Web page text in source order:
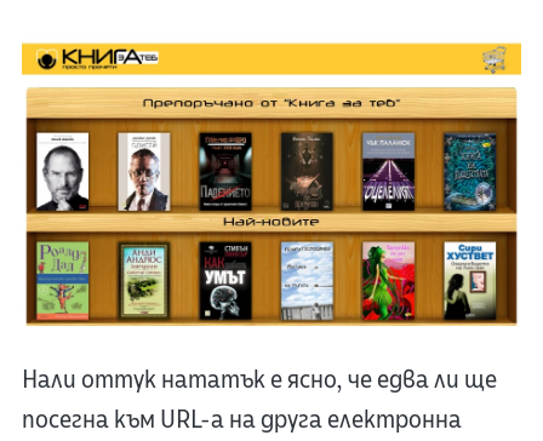
Нали оттук нататък е ясно, че едва ли ще
посегна към URL-а на друга електронна